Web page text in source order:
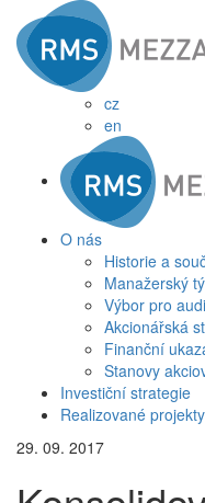
cz
en
O nás
Historie a
Manažerský
Výbor pro
Akcionářská
Finanční
Stanovy
Investiční strategie
Realizované projekty
29. 09. 2017